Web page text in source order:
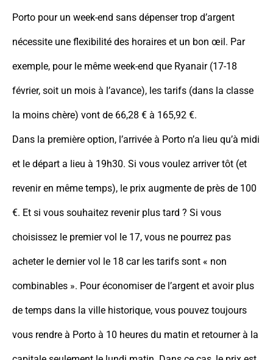
Porto pour un week-end sans dépenser trop d’argent
nécessite une flexibilité des horaires et un bon œil. Par
exemple, pour le même week-end que Ryanair (17-18
février, soit un mois à l’avance), les tarifs (dans la classe
la moins chère) vont de 66,28 € à 165,92 €.
Dans la première option, l’arrivée à Porto n’a lieu qu’à midi
et le départ a lieu à 19h30. Si vous voulez arriver tôt (et
revenir en même temps), le prix augmente de près de 100
€. Et si vous souhaitez revenir plus tard ? Si vous
choisissez le premier vol le 17, vous ne pourrez pas
acheter le dernier vol le 18 car les tarifs sont « non
combinables ». Pour économiser de l’argent et avoir plus
de temps dans la ville historique, vous pouvez toujours
vous rendre à Porto à 10 heures du matin et retourner à la